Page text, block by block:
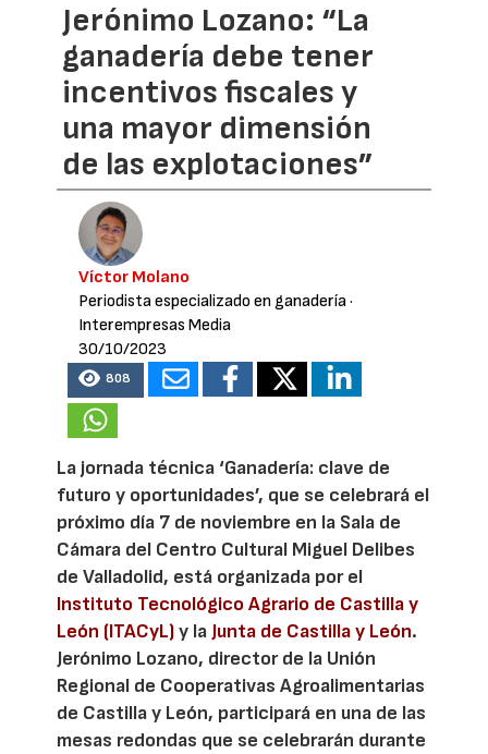
Jerónimo Lozano: “La
ganadería debe tener
incentivos fiscales y
una mayor dimensión
de las explotaciones”
Víctor Molano
Periodista especializado en ganadería·
Interempresas Media
30/10/2023
808
La jornada técnica ‘Ganadería: clave de
futuro y oportunidades’, que se celebrará el
próximo día 7 de noviembre en la Sala de
Cámara del Centro Cultural Miguel Delibes
de Valladolid, está organizada por el
Instituto Tecnológico Agrario de Castilla y
León (ITACyL)y la Junta de Castilla y León.
Jerónimo Lozano, director de la Unión
Regional de Cooperativas Agroalimentarias
de Castilla y León, participará en una de las
mesas redondas que se celebrarán durante